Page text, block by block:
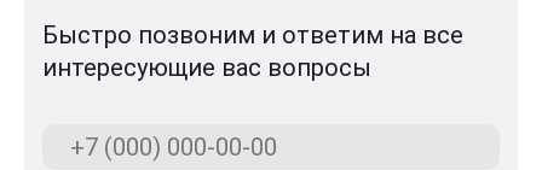
Быстро позвоним и ответим на все
интересующие вас вопросы